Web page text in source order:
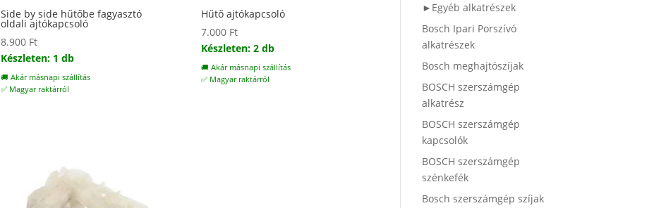
Side by side hűtőbe fagyasztó
oldali ajtókapcsoló
8.900 Ft
Készleten: 1 db
🚚 Akár másnapi szállítás
✅ Magyar raktárról
Hűtő ajtókapcsoló
7.000 Ft
Készleten: 2 db
🚚 Akár másnapi szállítás
✅ Magyar raktárról
►Egyéb alkatrészek
Bosch Ipari Porszívó
alkatrészek
Bosch meghajtószíjak
BOSCH szerszámgép
alkatrész
BOSCH szerszámgép
kapcsolók
BOSCH szerszámgép
szénkefék
Bosch szerszámgép szíjak